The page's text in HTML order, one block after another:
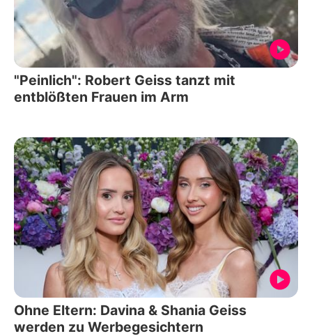
"Peinlich": Robert Geiss tanzt mit
entblößten Frauen im Arm
Ohne Eltern: Davina & Shania Geiss
werden zu Werbegesichtern